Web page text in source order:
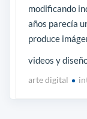
modificando
años parecía
produce
videos y
arte digital